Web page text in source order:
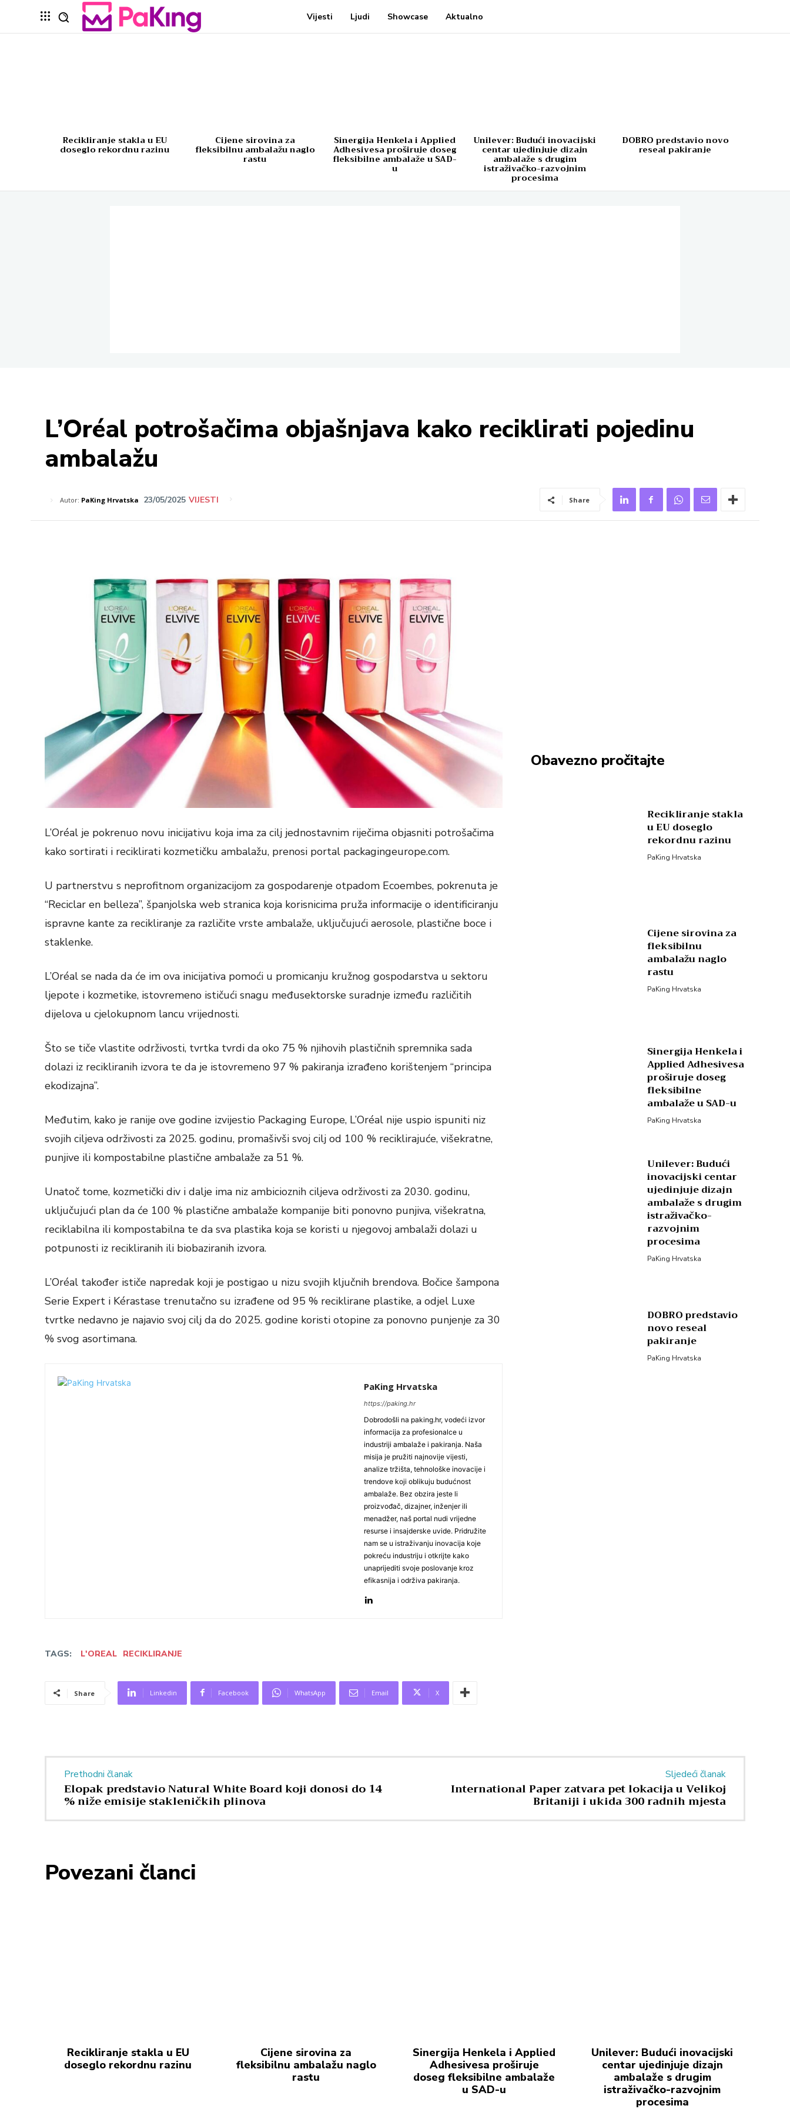
Vijesti Ljudi Showcase Aktualno
Recikliranje stakla u EU
doseglo rekordnu razinu
Cijene sirovina za
fleksibilnu ambalažu naglo
rastu
Sinergija Henkela i Applied
Adhesivesa proširuje doseg
fleksibilne ambalaže u SAD-
u
Unilever: Budući inovacijski
centar ujedinjuje dizajn
ambalaže s drugim
istraživačko-razvojnim
procesima
DOBRO predstavio novo
reseal pakiranje
L’Oréal potrošačima objašnjava kako reciklirati pojedinu
ambalažu
Autor: PaKing Hrvatska 23/05/2025 VIJESTI Share
L’Oréal je pokrenuo novu inicijativu koja ima za cilj jednostavnim riječima objasniti potrošačima
kako sortirati i reciklirati kozmetičku ambalažu, prenosi portal packagingeurope.com.
U partnerstvu s neprofitnom organizacijom za gospodarenje otpadom Ecoembes, pokrenuta je
“Reciclar en belleza”, španjolska web stranica koja korisnicima pruža informacije o identificiranju
ispravne kante za recikliranje za različite vrste ambalaže, uključujući aerosole, plastične boce i
staklenke.
L’Oréal se nada da će im ova inicijativa pomoći u promicanju kružnog gospodarstva u sektoru
ljepote i kozmetike, istovremeno ističući snagu međusektorske suradnje između različitih
dijelova u cjelokupnom lancu vrijednosti.
Što se tiče vlastite održivosti, tvrtka tvrdi da oko 75 % njihovih plastičnih spremnika sada
dolazi iz recikliranih izvora te da je istovremeno 97 % pakiranja izrađeno korištenjem “principa
ekodizajna”.
Međutim, kako je ranije ove godine izvijestio Packaging Europe, L’Oréal nije uspio ispuniti niz
svojih ciljeva održivosti za 2025. godinu, promašivši svoj cilj od 100 % reciklirajuće, višekratne,
punjive ili kompostabilne plastične ambalaže za 51 %.
Unatoč tome, kozmetički div i dalje ima niz ambicioznih ciljeva održivosti za 2030. godinu,
uključujući plan da će 100 % plastične ambalaže kompanije biti ponovno punjiva, višekratna,
reciklabilna ili kompostabilna te da sva plastika koja se koristi u njegovoj ambalaži dolazi u
potpunosti iz recikliranih ili biobaziranih izvora.
L’Oréal također ističe napredak koji je postigao u nizu svojih ključnih brendova. Bočice šampona
Serie Expert i Kérastase trenutačno su izrađene od 95 % reciklirane plastike, a odjel Luxe
tvrtke nedavno je najavio svoj cilj da do 2025. godine koristi otopine za ponovno punjenje za 30
% svog asortimana.
PaKing Hrvatska
https://paking.hr
Dobrodošli na paking.hr, vodeći izvor
informacija za profesionalce u
industriji ambalaže i pakiranja. Naša
misija je pružiti najnovije vijesti,
analize tržišta, tehnološke inovacije i
trendove koji oblikuju budućnost
ambalaže. Bez obzira jeste li
proizvođač, dizajner, inženjer ili
menadžer, naš portal nudi vrijedne
resurse i insajderske uvide. Pridružite
nam se u istraživanju inovacija koje
pokreću industriju i otkrijte kako
unaprijediti svoje poslovanje kroz
efikasnija i održiva pakiranja.
TAGS: L'OREAL RECIKLIRANJE
Share Linkedin Facebook WhatsApp Email X
Obavezno pročitajte
Recikliranje stakla
u EU doseglo
rekordnu razinu
PaKing Hrvatska
Cijene sirovina za
fleksibilnu
ambalažu naglo
rastu
PaKing Hrvatska
Sinergija Henkela i
Applied Adhesivesa
proširuje doseg
fleksibilne
ambalaže u SAD-u
PaKing Hrvatska
Unilever: Budući
inovacijski centar
ujedinjuje dizajn
ambalaže s drugim
istraživačko-
razvojnim
procesima
PaKing Hrvatska
DOBRO predstavio
novo reseal
pakiranje
PaKing Hrvatska
Prethodni članak
Elopak predstavio Natural White Board koji donosi do 14
% niže emisije stakleničkih plinova
Sljedeći članak
International Paper zatvara pet lokacija u Velikoj
Britaniji i ukida 300 radnih mjesta
Povezani članci
Recikliranje stakla u EU
doseglo rekordnu razinu
Cijene sirovina za
fleksibilnu ambalažu naglo
rastu
Sinergija Henkela i Applied
Adhesivesa proširuje
doseg fleksibilne ambalaže
u SAD-u
Unilever: Budući inovacijski
centar ujedinjuje dizajn
ambalaže s drugim
istraživačko-razvojnim
procesima